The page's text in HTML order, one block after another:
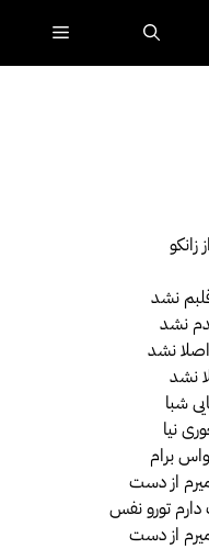
فهرست
نشد
نشد
نشد
نشد
شبا
نیا
برام
از دست
تورو نفس
از دست